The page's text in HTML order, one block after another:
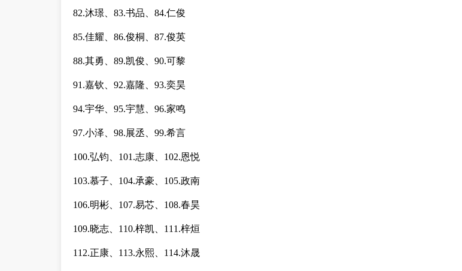
82.沐璟、83.书品、84.仁俊
85.佳耀、86.俊桐、87.俊英
88.其勇、89.凯俊、90.可黎
91.嘉钦、92.嘉隆、93.奕昊
94.宇华、95.宇慧、96.家鸣
97.小泽、98.展丞、99.希言
100.弘钧、101.志康、102.恩悦
103.慕子、104.承豪、105.政南
106.明彬、107.易芯、108.春昊
109.晓志、110.梓凯、111.梓烜
112.正康、113.永熙、114.沐晟